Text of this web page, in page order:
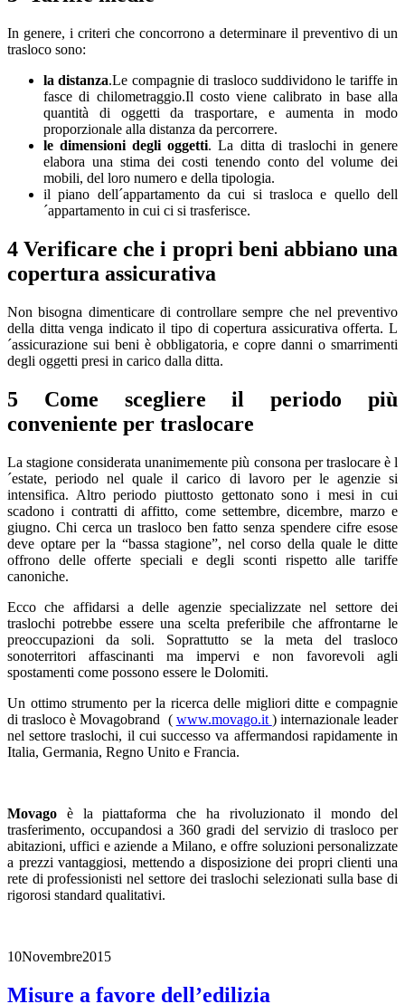
In genere, i criteri che concorrono a determinare il preventivo di un
trasloco sono:
la distanza.Le compagnie di trasloco suddividono le tariffe in
fasce di chilometraggio.Il costo viene calibrato in base alla
quantità di oggetti da trasportare, e aumenta in modo
proporzionale alla distanza da percorrere.
le dimensioni degli oggetti. La ditta di traslochi in genere
elabora una stima dei costi tenendo conto del volume dei
mobili, del loro numero e della tipologia.
il piano dell´appartamento da cui si trasloca e quello dell
´appartamento in cui ci si trasferisce.
4 Verificare che i propri beni abbiano una
copertura assicurativa
Non bisogna dimenticare di controllare sempre che nel preventivo
della ditta venga indicato il tipo di copertura assicurativa offerta. L
´assicurazione sui beni è obbligatoria, e copre danni o smarrimenti
degli oggetti presi in carico dalla ditta.
5 Come scegliere il periodo più
conveniente per traslocare
La stagione considerata unanimemente più consona per traslocare è l
´estate, periodo nel quale il carico di lavoro per le agenzie si
intensifica. Altro periodo piuttosto gettonato sono i mesi in cui
scadono i contratti di affitto, come settembre, dicembre, marzo e
giugno. Chi cerca un trasloco ben fatto senza spendere cifre esose
deve optare per la “bassa stagione”, nel corso della quale le ditte
offrono delle offerte speciali e degli sconti rispetto alle tariffe
canoniche.
Ecco che affidarsi a delle agenzie specializzate nel settore dei
traslochi potrebbe essere una scelta preferibile che affrontarne le
preoccupazioni da soli. Soprattutto se la meta del trasloco
sonoterritori affascinanti ma impervi e non favorevoli agli
spostamenti come possono essere le Dolomiti.
Un ottimo strumento per la ricerca delle migliori ditte e compagnie
di trasloco è Movagobrand ( www.movago.it ) internazionale leader
nel settore traslochi, il cui successo va affermandosi rapidamente in
Italia, Germania, Regno Unito e Francia.
Movago è la piattaforma che ha rivoluzionato il mondo del
trasferimento, occupandosi a 360 gradi del servizio di trasloco per
abitazioni, uffici e aziende a Milano, e offre soluzioni personalizzate
a prezzi vantaggiosi, mettendo a disposizione dei propri clienti una
rete di professionisti nel settore dei traslochi selezionati sulla base di
rigorosi standard qualitativi.
10Novembre2015
Misure a favore dell’edilizia